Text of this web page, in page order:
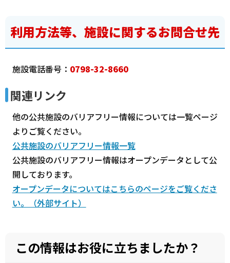
利用方法等、施設に関するお問合せ先
施設電話番号： 0798-32-8660
関連リンク
他の公共施設のバリアフリー情報については一覧ページ
よりご覧ください。
公共施設のバリアフリー情報一覧
公共施設のバリアフリー情報はオープンデータとして公
開しております。
オープンデータについてはこちらのページをご覧くださ
い。（外部サイト）
この情報はお役に立ちましたか？